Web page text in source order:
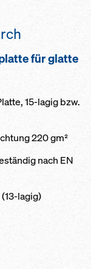
für glatte
15-lagig bzw.
220 gm²
nach EN
lagig)